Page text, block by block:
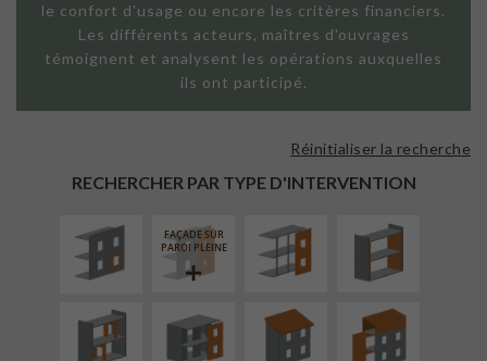
le confort d'usage ou encore les critères financiers.
Les différents acteurs, maîtres d'ouvrages
témoignent et analysent les opérations auxquelles
ils ont participé.
RECHERCHER PAR TYPE D'INTERVENTION
Réinitialiser la recherche
EXTÉRIEURE
FAÇADE SUR
PAROI PLEINE
FAÇADE SUR
LINÉAIRE
ISOLATION
INTÉRIEURE
RÉAMÉNAGEMENT
INTÉRIEUR
FERMETURE
LOGGIAS
RÉFECTION DES
TOITURES
SURÉLÉVATION
EXTENSION